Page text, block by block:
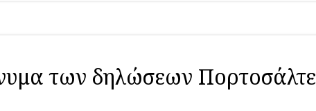
των δηλώσεων Πορτοσάλτε